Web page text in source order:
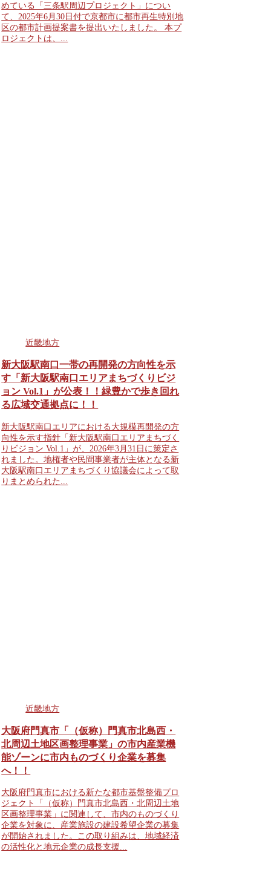
めている「三条駅周辺プロジェクト」につい
て、2025年6月30日付で京都市に都市再生特別地
区の都市計画提案書を提出いたしました。 本プ
ロジェクトは、...
近畿地方
新大阪駅南口一帯の再開発の方向性を示
す「新大阪駅南口エリアまちづくりビジ
ョン Vol.1」が公表！！緑豊かで歩き回れ
る広域交通拠点に！！
新大阪駅南口エリアにおける大規模再開発の方
向性を示す指針「新大阪駅南口エリアまちづく
りビジョン Vol.1」が、2026年3月31日に策定さ
れました。地権者や民間事業者が主体となる新
大阪駅南口エリアまちづくり協議会によって取
りまとめられた...
近畿地方
大阪府門真市「（仮称）門真市北島西・
北周辺土地区画整理事業」の市内産業機
能ゾーンに市内ものづくり企業を募集
へ！！
大阪府門真市における新たな都市基盤整備プロ
ジェクト「（仮称）門真市北島西・北周辺土地
区画整理事業」に関連して、市内のものづくり
企業を対象に、産業施設の建設希望企業の募集
が開始されました。この取り組みは、地域経済
の活性化と地元企業の成長支援...